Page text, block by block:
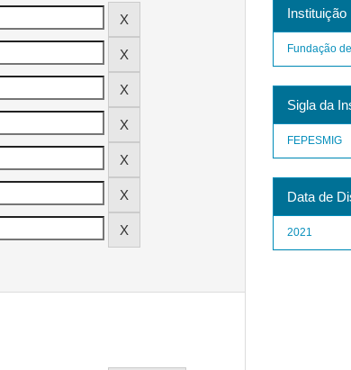
Instituição
Fundação
Sigla da
FEPESMIG
Data de
2021